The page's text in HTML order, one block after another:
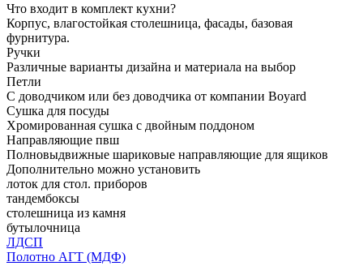
Что входит в комплект кухни?
Корпус, влагостойкая столешница, фасады, базовая
фурнитура.
Ручки
Различные варианты дизайна и материала на выбор
Петли
С доводчиком или без доводчика от компании Boyard
Сушка для посуды
Хромированная сушка с двойным поддоном
Направляющие пвш
Полновыдвижные шариковые направляющие для ящиков
Дополнительно можно установить
лоток для стол. приборов
тандембоксы
столешница из камня
бутылочница
ЛДСП
Полотно АГТ (МДФ)